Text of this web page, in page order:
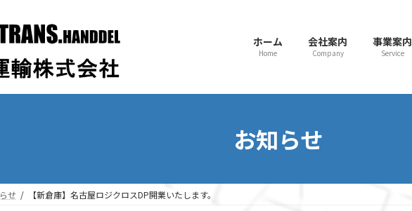
ホーム
Home
会社案内
Company
事業案内
Service
お知らせ
せ 【新倉庫】名古屋ロジクロスDP開業いたします。